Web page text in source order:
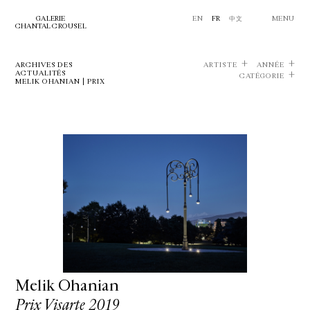
GALERIE
CHANTAL CROUSEL
EN FR 中文 MENU
ARCHIVES DES
ACTUALITÉS
MELIK OHANIAN | PRIX
ARTISTE
ANNÉE
CATÉGORIE
Melik Ohanian
Prix Visarte 2019